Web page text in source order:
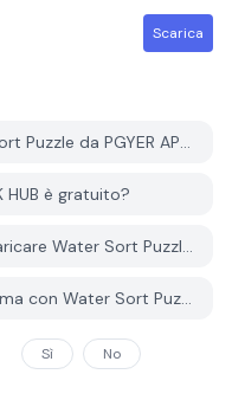
Scarica
Come faccio a scaricare Water Sort Puzzle da PGYER APK HUB?
HUB è gratuito?
Ho bisogno di un account per scaricare Water Sort Puzzle da PGYER APK HUB?
Come posso segnalare un problema con Water Sort Puzzle su PGYER APK HUB?
Sì No